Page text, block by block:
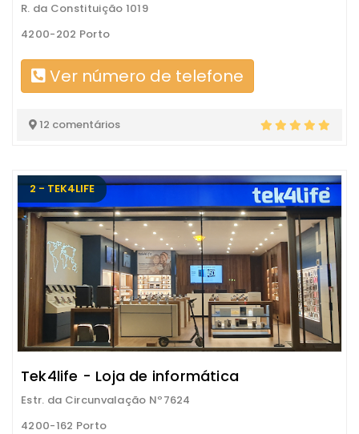
R. da Constituição 1019
4200-202 Porto
Ver número de telefone
12 comentários
2 - TEK4LIFE
Tek4life - Loja de informática
Estr. da Circunvalação Nº7624
4200-162 Porto